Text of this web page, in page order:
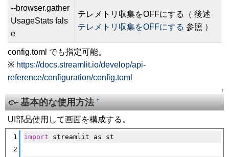
--browser.gather
UsageStats fals
e
テレメトリ収集をOFFにする（ 後述
テレメトリ収集をOFFにする 参照 ）
config.toml でも指定可能。
※ https://docs.streamlit.io/develop/api-
reference/configuration/config.toml
↑
基本的な使用方法†
UI部品使用して画面を構成する。
1
2
import streamlit as st